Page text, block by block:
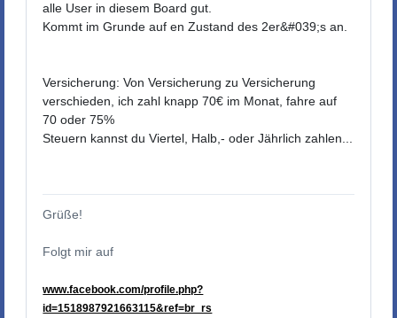
alle User in diesem Board gut.
Kommt im Grunde auf en Zustand des 2er&#039;s an.
Versicherung: Von Versicherung zu Versicherung
verschieden, ich zahl knapp 70€ im Monat, fahre auf
70 oder 75%
Steuern kannst du Viertel, Halb,- oder Jährlich zahlen...
Grüße!
Folgt mir auf
www.facebook.com/profile.php?
id=1518987921663115&ref=br_rs